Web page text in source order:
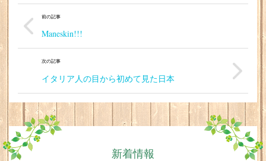
前の記事
Maneskin!!!
次の記事
イタリア人の目から初めて見た日本
新着情報